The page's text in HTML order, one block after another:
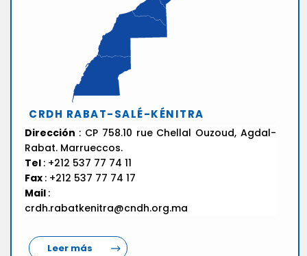
CRDH RABAT-SALÉ-KÉNITRA
Dirección : CP 758.10 rue Chellal Ouzoud, Agdal-
Rabat. Marrueccos.
Tel : +212 537 77 74 11
Fax : +212 537 77 74 17
Mail :
crdh.rabatkenitra@cndh.org.ma
Leer más